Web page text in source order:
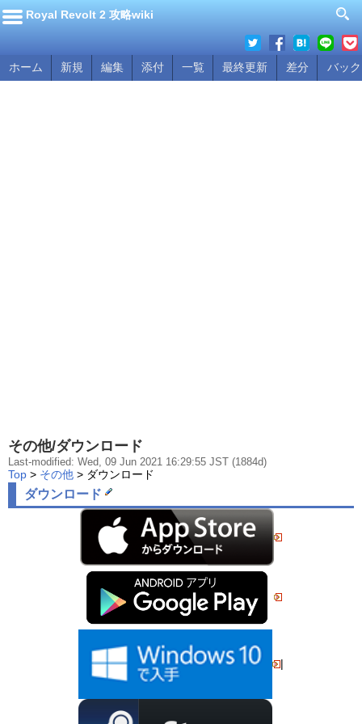
Royal Revolt 2 攻略wiki
ホーム 新規 編集 添付 一覧 最終更新 差分 バッ
その他/ダウンロード
Last-modified: Wed, 09 Jun 2021 16:29:55 JST (1884d)
Top > その他 > ダウンロード
ダウンロード
|